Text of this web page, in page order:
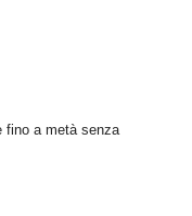
fino a metà senza